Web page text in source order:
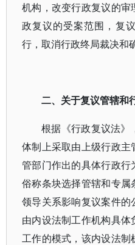
机构，改变行政复议的
政复议的受案范围，复
行，取消行政终局裁决和
二、关于复议管辖和
根据《行政复议法》
体制上采取由上级行政
管部门作出的具体行政行
俗称条块选择管辖和专
领导关系影响复议案件的
由内设法制工作机构具
工作的模式，该内设法